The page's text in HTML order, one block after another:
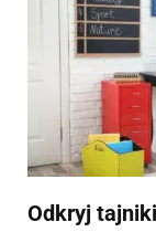
Odkryj